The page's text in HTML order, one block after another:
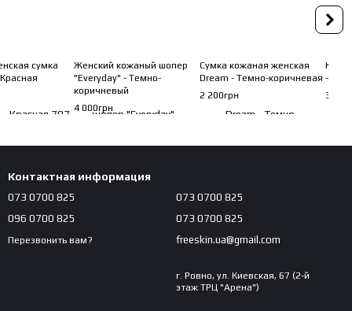
сумка
Женский кожаный шопер
"Everyday" - Темно-
коричневый
4 000грн
Сумка кожаная женская
Dream - Темно-коричневая
2 200грн
-
3
Контактная информация
073 0700 825
096 0700 825
Перезвонить вам?
073 0700 825
073 0700 825
freeskin.ua@gmail.com
г. Ровно, ул. Киевская, 67 (2-й
этаж ТРЦ "Арена")